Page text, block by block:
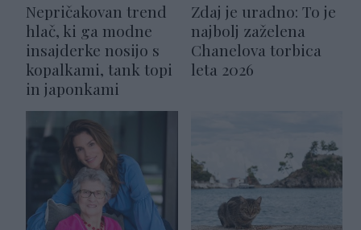
Nepričakovan trend
hlač, ki ga modne
insajderke nosijo s
kopalkami, tank topi
in japonkami
Zdaj je uradno: To je
najbolj zaželena
Chanelova torbica
leta 2026